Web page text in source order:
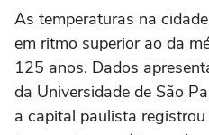
As temperaturas na
em ritmo superior ao da
125 anos. Dados
da Universidade de São
a capital paulista